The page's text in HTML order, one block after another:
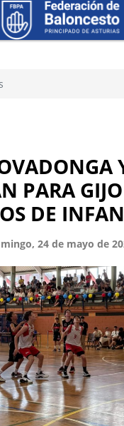
PARA
DE
24 de mayo de